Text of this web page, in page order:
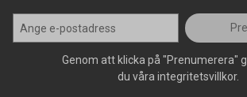
Genom att klicka på "Prenumerera"
du våra integritetsvillkor.